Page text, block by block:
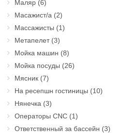
Маляр (6)
Масажист/а (2)
Массажисты (1)
Метапелет(3)
Мойка машин (8)
Мойка посуды (26)
Мясник (7)
На ресепшн гостиницы (10)
Нянечка (3)
Операторы CNC (1)
Ответственный за бассейн (3)